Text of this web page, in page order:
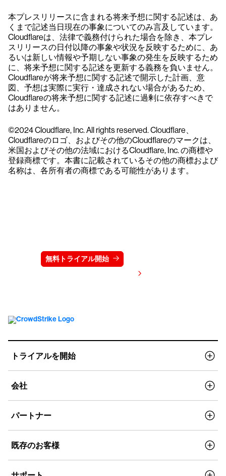
本プレスリリースに含まれる将来予想に関する記述は、あ
くまで記述当日現在の事象についてのみ言及しています。
Cloudflareは、法律で義務付けられた場合を除き、本プレ
スリリースの日付以降の事象や状況を反映するために、あ
るいは新しい情報や予期しない事象の発生を反映するため
に、将来予想に関する記述を更新する義務を負いません。
Cloudflareが将来予想に関する記述で開示した計画、意
図、予想は実際に実行・達成されない場合があるため、
Cloudflareの将来予想に関する記述に過剰に依存すべきで
はありません。
©2024 Cloudflare, Inc. All rights reserved. Cloudflare、
Cloudflareのロゴ、およびその他のCloudflareのマークは、
米国およびその他の法域におけるCloudflare, Inc. の商標や
登録商標です。本書に記載されているその他の商標および
名称は、各所有者の商標である可能性があります。
無料トライアル開始
トライアルを開始
会社
パートナー
既存のお客様